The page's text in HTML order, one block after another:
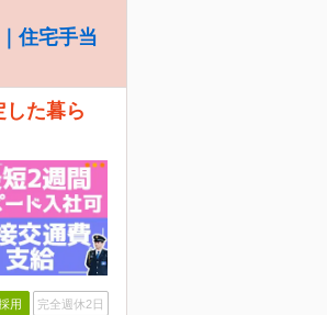
住宅手当
た暮ら
用 完全週休2日